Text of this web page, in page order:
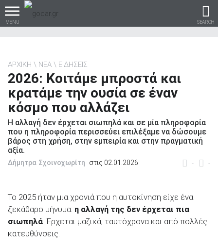
MENU SEARCH
Βρες τα πάντα για το
αυτοκίνητο!
βρες το!
Καινούρια
ΑΡΧΙΚΗ ΝΕΑ ΕΙΔΗΣΕΙΣ
2026: Κοιτάμε μπροστά και
κρατάμε την ουσία σε έναν
κόσμο που αλλάζει
H αλλαγή δεν έρχεται σιωπηλά και σε μία πληροφορία
που η πληροφορία περισσεύει επιλέξαμε να δώσουμε
βάρος στη χρήση, στην εμπειρία και στην πραγματική
αξία.
- -
Δήμητρα Σχοινοχωρίτη στις 02.01.2026
Το 2025 ήταν μια χρονιά που η αυτοκίνηση είχε ένα
ξεκάθαρο μήνυμα: η αλλαγή της δεν έρχεται πια
σιωπηλά . Έρχεται μαζικά, ταυτόχρονα και από πολλές
κατευθύνσεις.